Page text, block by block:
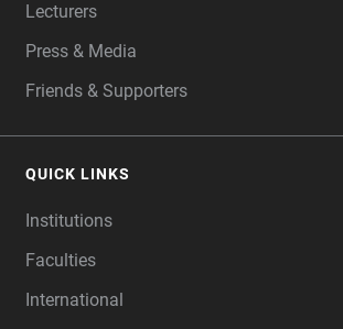
Lecturers
Press & Media
Friends & Supporters
QUICK LINKS
Institutions
Faculties
International